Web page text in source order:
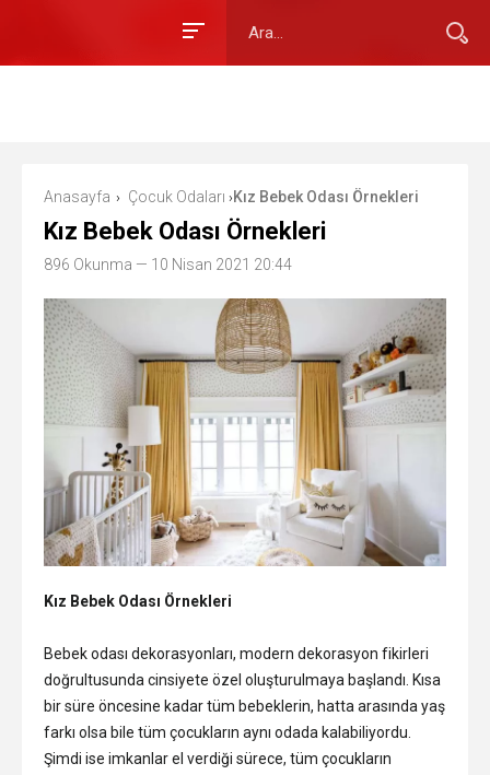
Anasayfa › Çocuk Odaları › Kız Bebek Odası Örnekleri
Kız Bebek Odası Örnekleri
896 Okunma — 10 Nisan 2021 20:44
Kız Bebek Odası Örnekleri
Bebek odası dekorasyonları, modern dekorasyon fikirleri
doğrultusunda cinsiyete özel oluşturulmaya başlandı. Kısa
bir süre öncesine kadar tüm bebeklerin, hatta arasında yaş
farkı olsa bile tüm çocukların aynı odada kalabiliyordu.
Şimdi ise imkanlar el verdiği sürece, tüm çocukların